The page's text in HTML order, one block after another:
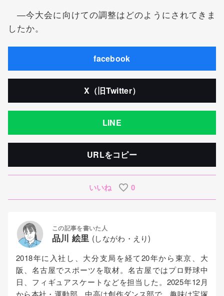
―今大会に向けての調整はどのようにされてきま
したか。
facebook
X（旧Twitter）
LINE
URLをコピー
いいね 0
この記事を書いた人
品川 絵里 (しながわ・えり)
2018年に入社し、大分支局を経て20年から東京、大
阪、名古屋でスポーツを取材。名古屋ではプロ野球中
日、フィギュアスケートなどを担当した。2025年12月
から本社・運動部。中高は創作ダンス部で、趣味は宝塚